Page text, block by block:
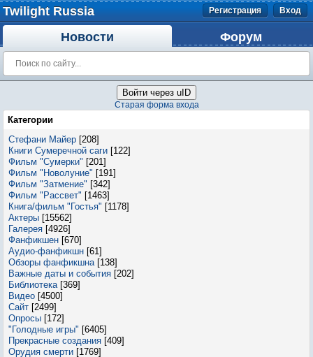
Twilight Russia Регистрация Вход
Новости Форум
Войти через uID
Старая форма входа
Категории
Стефани Майер [208]
Книги Сумеречной саги [122]
Фильм "Сумерки" [201]
Фильм "Новолуние" [191]
Фильм "Затмение" [342]
Фильм "Рассвет" [1463]
Книга/фильм "Гостья" [1178]
Актеры [15562]
Галерея [4926]
Фанфикшен [670]
Аудио-фанфикшн [61]
Обзоры фанфикшна [138]
Важные даты и события [202]
Библиотека [369]
Видео [4500]
Сайт [2499]
Опросы [172]
"Голодные игры" [6405]
Прекрасные создания [409]
Орудия смерти [1769]